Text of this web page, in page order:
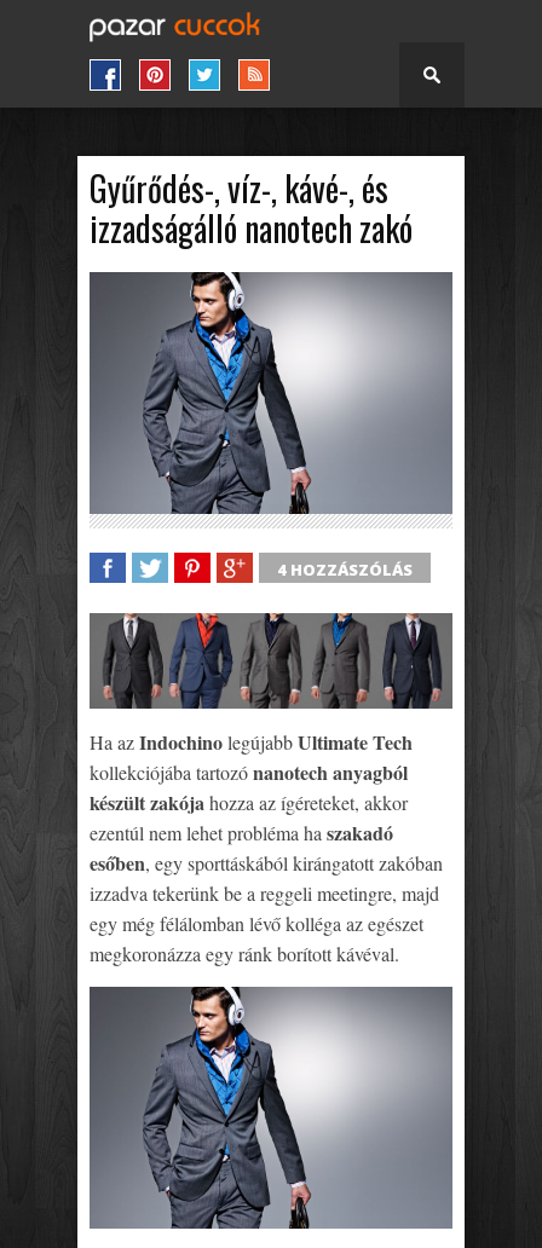
Gyűrődés-, víz-, kávé-, és
izzadságálló nanotech zakó
4 HOZZÁSZÓLÁS
Ha azIndochinolegújabbUltimate Tech
kollekciójába tartozónanotech anyagból
készült zakójahozza az ígéreteket, akkor
ezentúl nem lehet probléma haszakadó
esőben, egy sporttáskából kirángatott zakóban
izzadva tekerünk be a reggeli meetingre, majd
egy még félálomban lévő kolléga az egészet
megkoronázza egy ránk borított kávéval.